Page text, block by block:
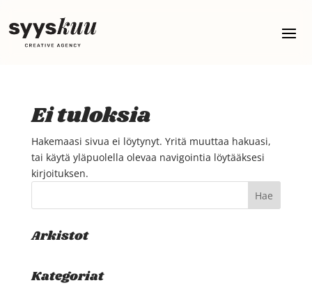
Ei tuloksia
Hakemaasi sivua ei löytynyt. Yritä muuttaa hakuasi,
tai käytä yläpuolella olevaa navigointia löytääksesi
kirjoituksen.
Arkistot
Kategoriat